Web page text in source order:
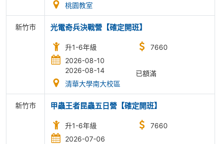
桃園教室
新竹市 光電奇兵決戰營【確定開班】
升1-6年級
2026-08-10
2026-08-14
清華大學南大校區
7660
已額滿
新竹市 甲蟲王者昆蟲五日營【確定開班】
升1-6年級
2026-07-06
7660